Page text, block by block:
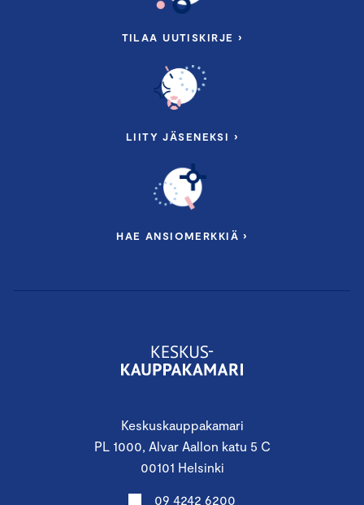
Keskuskauppakamari
PL 1000, Alvar Aallon katu 5 C
00101 Helsinki
09 4242 6200
TILAA UUTISKIRJE ›
LIITY JÄSENEKSI ›
HAE ANSIOMERKKIÄ ›